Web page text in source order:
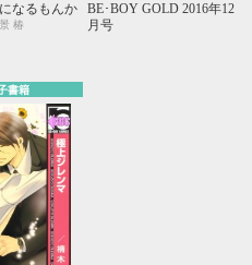
なるもんか
椿
BE･BOY GOLD 2016年12
月号
書籍